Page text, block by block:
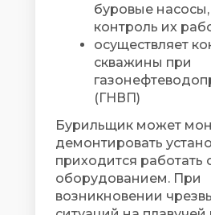
буровые
контроль их
осуществляет
скважины при
(ГНВП)
Бурильщик может
демонтировать
приходится
оборудованием. При
возникновении